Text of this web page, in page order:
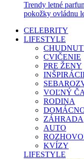
Trendy letné
pokožky ovládnu
CELEBRITY
LIFESTYLE
CVIČENIE
PRE ŽENY
VOĽNÝ
RODINA
ZÁHRADA
AUTO
KVÍZY
LIFESTYLE